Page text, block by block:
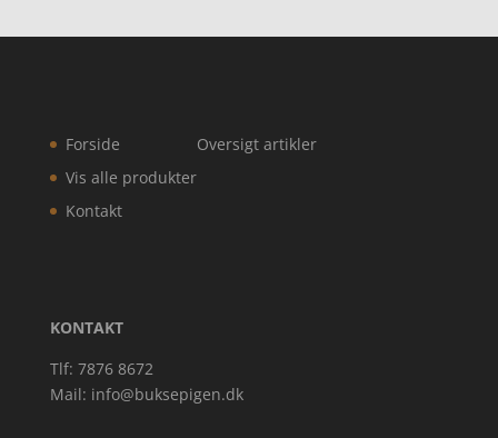
Forside
Vis alle produkter
Kontakt
Oversigt artikler
KONTAKT
Tlf: 7876 8672
Mail: info@buksepigen.dk